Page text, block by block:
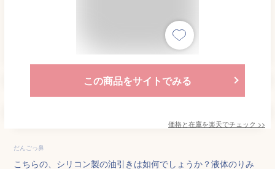
この商品をサイトでみる
価格と在庫を楽天でチェック >>
だんごっ鼻
こちらの、シリコン製の油引きは如何でしょうか？液体のりみ